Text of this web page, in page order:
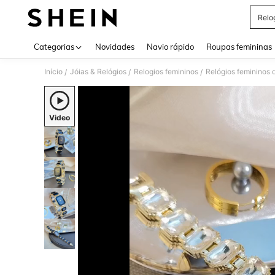
Categorias Novidades Navio rápido Roupas femininas
Início / Jóias & Relógios / Relogios femininos / Relógios femininos
Video